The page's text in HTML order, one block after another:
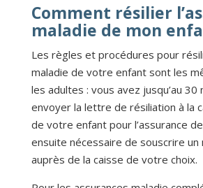
Comment résilier
maladie de mon
Les règles et procédures pour
maladie de votre enfant sont les
les adultes : vous avez jusqu’au
envoyer la lettre de résiliation à la
de votre enfant pour l’assurance
ensuite nécessaire de souscrire un
auprès de la caisse de votre choix.